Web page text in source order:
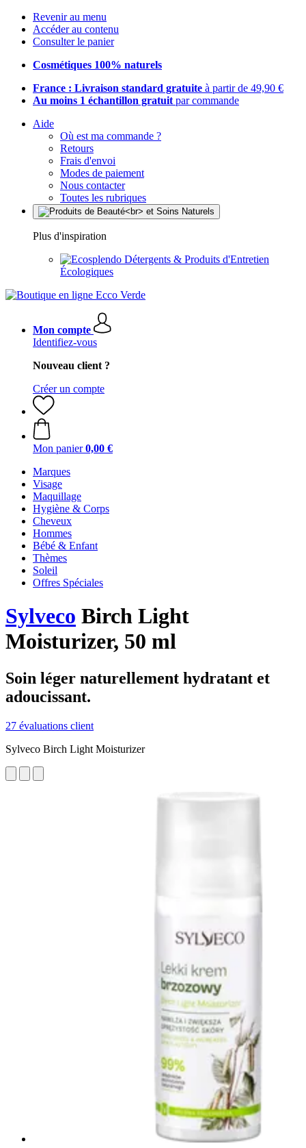
Revenir au menu
Accéder au contenu
Consulter le panier
Cosmétiques 100% naturels
France : Livraison standard gratuite à partir de 49,90 €
Au moins 1 échantillon gratuit par commande
Aide
Où est ma commande ?
Retours
Frais d'envoi
Modes de paiement
Nous contacter
Toutes les rubriques
Plus d'inspiration
Détergents & Produits d'Entretien
Écologiques
Mon compte
Identifiez-vous
Nouveau client ?
Créer un compte
Mon panier 0,00 €
Marques
Visage
Maquillage
Hygiène & Corps
Cheveux
Hommes
Bébé & Enfant
Thèmes
Soleil
Offres Spéciales
Sylveco Birch Light
Moisturizer, 50 ml
Soin léger naturellement hydratant et
adoucissant.
27 évaluations client
Sylveco Birch Light Moisturizer